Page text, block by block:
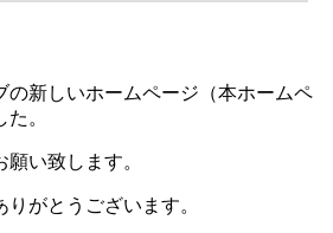
の新しいホームページ（本ホームペ
。
い致します。
がとうございます。